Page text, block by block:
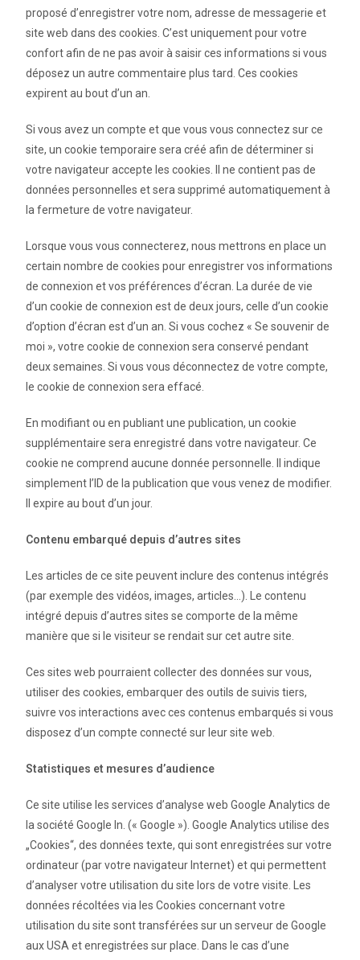
proposé d’enregistrer votre nom, adresse de messagerie et
site web dans des cookies. C’est uniquement pour votre
confort afin de ne pas avoir à saisir ces informations si vous
déposez un autre commentaire plus tard. Ces cookies
expirent au bout d’un an.
Si vous avez un compte et que vous vous connectez sur ce
site, un cookie temporaire sera créé afin de déterminer si
votre navigateur accepte les cookies. Il ne contient pas de
données personnelles et sera supprimé automatiquement à
la fermeture de votre navigateur.
Lorsque vous vous connecterez, nous mettrons en place un
certain nombre de cookies pour enregistrer vos informations
de connexion et vos préférences d’écran. La durée de vie
d’un cookie de connexion est de deux jours, celle d’un cookie
d’option d’écran est d’un an. Si vous cochez « Se souvenir de
moi », votre cookie de connexion sera conservé pendant
deux semaines. Si vous vous déconnectez de votre compte,
le cookie de connexion sera effacé.
En modifiant ou en publiant une publication, un cookie
supplémentaire sera enregistré dans votre navigateur. Ce
cookie ne comprend aucune donnée personnelle. Il indique
simplement l’ID de la publication que vous venez de modifier.
Il expire au bout d’un jour.
Contenu embarqué depuis d’autres sites
Les articles de ce site peuvent inclure des contenus intégrés
(par exemple des vidéos, images, articles…). Le contenu
intégré depuis d’autres sites se comporte de la même
manière que si le visiteur se rendait sur cet autre site.
Ces sites web pourraient collecter des données sur vous,
utiliser des cookies, embarquer des outils de suivis tiers,
suivre vos interactions avec ces contenus embarqués si vous
disposez d’un compte connecté sur leur site web.
Statistiques et mesures d’audience
Ce site utilise les services d’analyse web Google Analytics de
la société Google In. (« Google »). Google Analytics utilise des
„Cookies“, des données texte, qui sont enregistrées sur votre
ordinateur (par votre navigateur Internet) et qui permettent
d’analyser votre utilisation du site lors de votre visite. Les
données récoltées via les Cookies concernant votre
utilisation du site sont transférées sur un serveur de Google
aux USA et enregistrées sur place. Dans le cas d’une